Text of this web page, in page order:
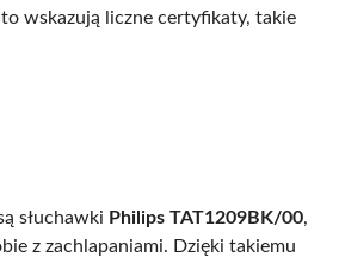
wskazują liczne certyfikaty, takie
słuchawki Philips TAT1209BK/00,
z zachlapaniami. Dzięki takiemu